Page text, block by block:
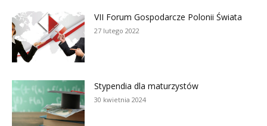
VII Forum Gospodarcze Polonii Świata
27 lutego 2022
Stypendia dla maturzystów
30 kwietnia 2024